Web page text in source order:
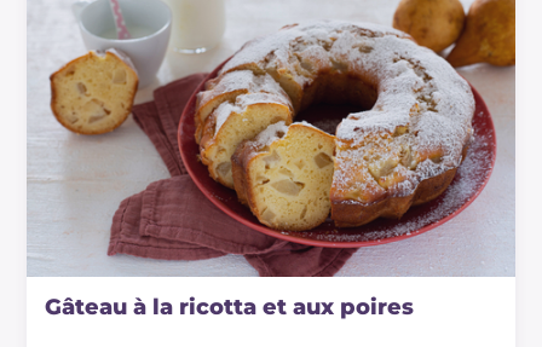
Gâteau à la ricotta et aux poires